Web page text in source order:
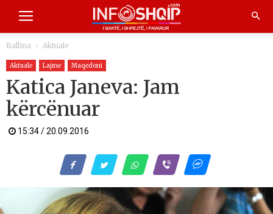
Ballina Aktuale
Aktuale Lajme Maqedoni
Katica Janeva: Jam
kërcënuar
15:34 / 20.09.2016